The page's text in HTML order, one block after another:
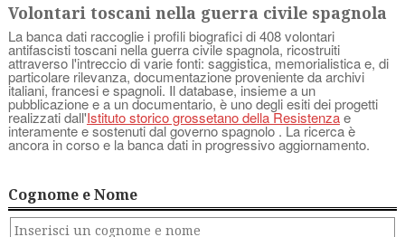
Volontari toscani nella guerra civile spagnola
La banca dati raccoglie i profili biografici di 408 volontari
antifascisti toscani nella guerra civile spagnola, ricostruiti
attraverso l'intreccio di varie fonti: saggistica, memorialistica e, di
particolare rilevanza, documentazione proveniente da archivi
italiani, francesi e spagnoli. Il database, insieme a un
pubblicazione e a un documentario, è uno degli esiti dei progetti
realizzati dall'Istituto storico grossetano della Resistenzae
interamente e sostenuti dal governo spagnolo . La ricerca è
ancora in corso e la banca dati in progressivo aggiornamento.
Cognome e Nome